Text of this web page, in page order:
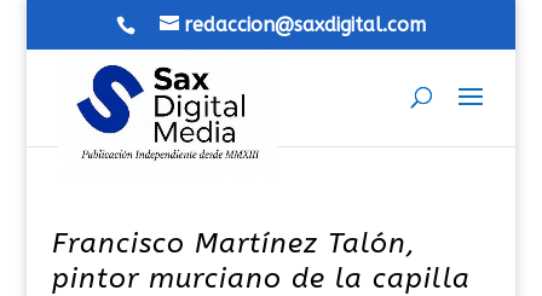
redaccion@saxdigital.com
Francisco Martínez Talón,
pintor murciano de la capilla